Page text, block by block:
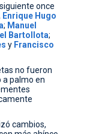
once
Enrique Hugo
; Manuel
Bartollota;
y Francisco
no fueron
a palmo en
cambios,